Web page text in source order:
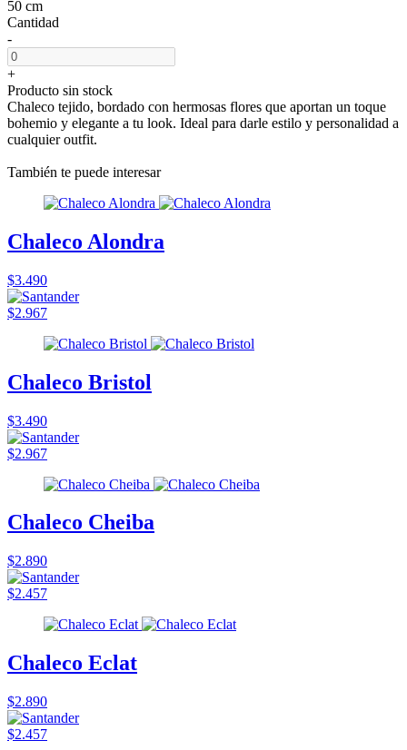
50 cm
Cantidad
-
+
Producto sin stock
Chaleco tejido, bordado con hermosas flores que aportan un toque
bohemio y elegante a tu look. Ideal para darle estilo y personalidad a
cualquier outfit.
También te puede interesar
Chaleco Alondra
$3.490
$2.967
Chaleco Bristol
$3.490
$2.967
Chaleco Cheiba
$2.890
$2.457
Chaleco Eclat
$2.890
$2.457